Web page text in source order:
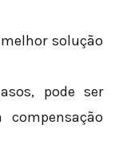
solução
pode ser